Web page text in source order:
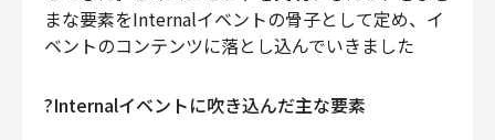
まな要素をInternalイベントの骨子として定め、イ
ベントのコンテンツに落とし込んでいきました
?Internalイベントに吹き込んだ主な要素